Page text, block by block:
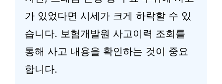
가 있었다면 시세가 크게 하락할 수 있
습니다. 보험개발원 사고이력 조회를
통해 사고 내용을 확인하는 것이 중요
합니다.